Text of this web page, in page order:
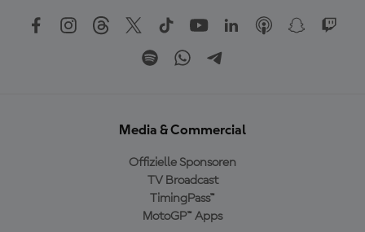
Media & Commercial
Offizielle Sponsoren
TV Broadcast
TimingPass™
MotoGP™ Apps